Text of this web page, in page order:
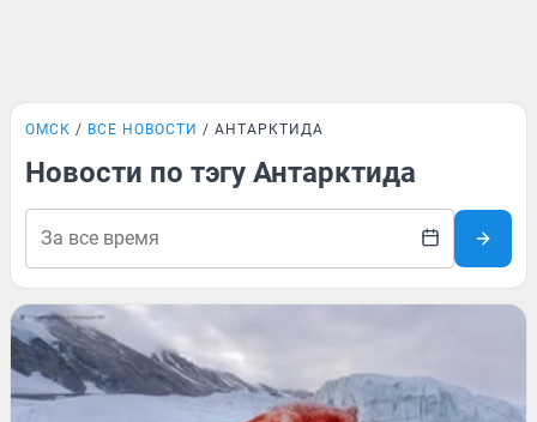
ОМСК ВСЕ НОВОСТИ АНТАРКТИДА
Новости по тэгу Антарктида